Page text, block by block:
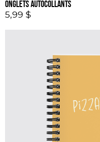
Onglets autocollants
5,99 $